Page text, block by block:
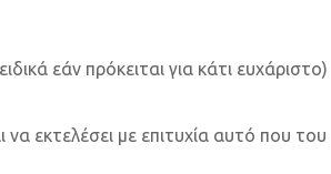
εάν πρόκειται για κάτι ευχάριστο)
να εκτελέσει με επιτυχία αυτό που του